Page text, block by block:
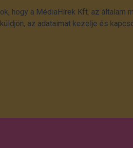
hogy a MédiaHírek Kft. az általam
az adataimat kezelje és